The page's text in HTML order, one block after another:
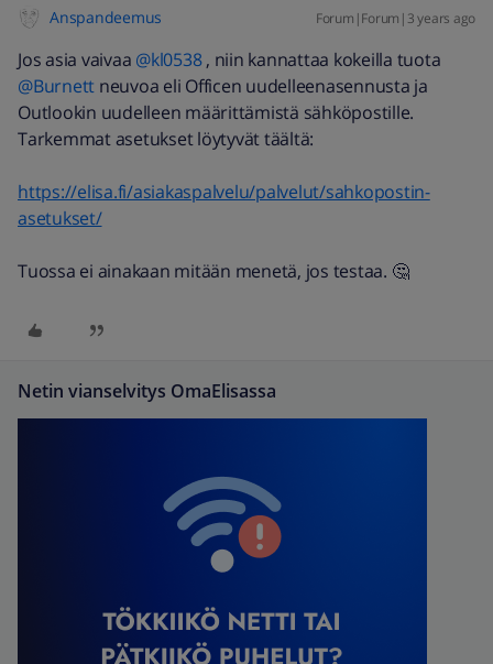
Anspandeemus Forum|Forum|3 years ago
Jos asia vaivaa @kl0538, niin kannattaa kokeilla tuota
@Burnett neuvoa eli Officen uudelleenasennusta ja
Outlookin uudelleen määrittämistä sähköpostille.
Tarkemmat asetukset löytyvät täältä:
https://elisa.fi/asiakaspalvelu/palvelut/sahkopostin-
asetukset/
Tuossa ei ainakaan mitään menetä, jos testaa. 🤔
Netin vianselvitys OmaElisassa